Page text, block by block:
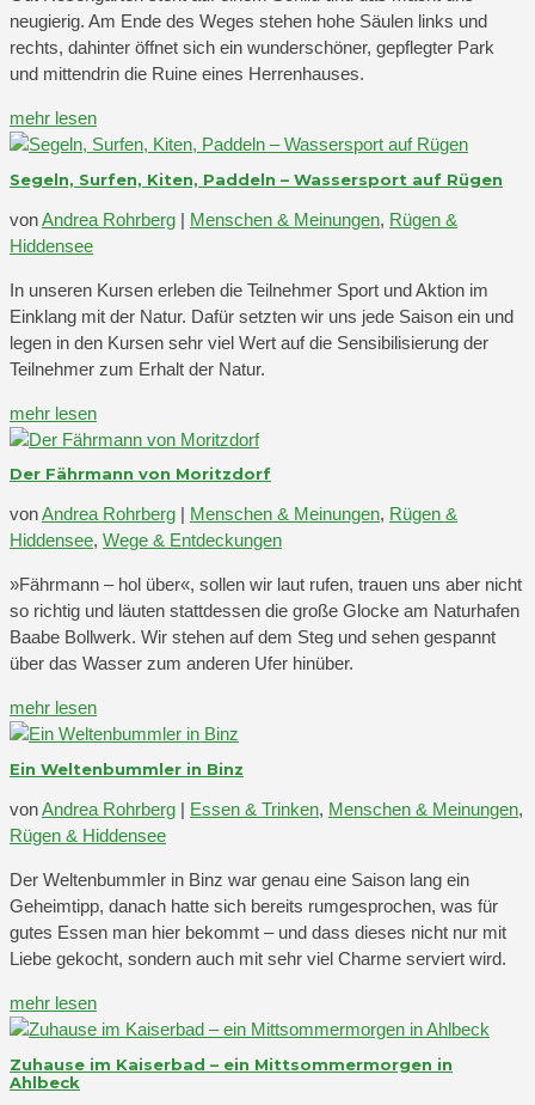
neugierig. Am Ende des Weges stehen hohe Säulen links und
rechts, dahinter öffnet sich ein wunderschöner, gepflegter Park
und mittendrin die Ruine eines Herrenhauses.
mehr lesen
Segeln, Surfen, Kiten, Paddeln – Wassersport auf Rügen
vonAndrea Rohrberg | Menschen & Meinungen, Rügen &
Hiddensee
In unseren Kursen erleben die Teilnehmer Sport und Aktion im
Einklang mit der Natur. Dafür setzten wir uns jede Saison ein und
legen in den Kursen sehr viel Wert auf die Sensibilisierung der
Teilnehmer zum Erhalt der Natur.
mehr lesen
Der Fährmann von Moritzdorf
vonAndrea Rohrberg | Menschen & Meinungen, Rügen &
Hiddensee, Wege & Entdeckungen
»Fährmann – hol über«, sollen wir laut rufen, trauen uns aber nicht
so richtig und läuten stattdessen die große Glocke am Naturhafen
Baabe Bollwerk. Wir stehen auf dem Steg und sehen gespannt
über das Wasser zum anderen Ufer hinüber.
mehr lesen
Ein Weltenbummler in Binz
vonAndrea Rohrberg | Essen & Trinken, Menschen & Meinungen,
Rügen & Hiddensee
Der Weltenbummler in Binz war genau eine Saison lang ein
Geheimtipp, danach hatte sich bereits rumgesprochen, was für
gutes Essen man hier bekommt – und dass dieses nicht nur mit
Liebe gekocht, sondern auch mit sehr viel Charme serviert wird.
mehr lesen
Zuhause im Kaiserbad – ein Mittsommermorgen in
Ahlbeck